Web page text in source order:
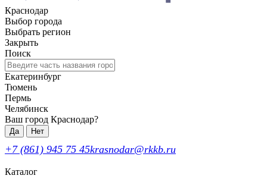
Краснодар
Выбор города
Выбрать регион
Закрыть
Поиск
Екатеринбург
Тюмень
Пермь
Челябинск
Ваш город Краснодар?
Да Нет
+7 (861) 945 75 45krasnodar@rkkb.ru
Каталог